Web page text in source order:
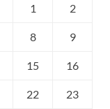
1 2
8 9
15 16
22 23